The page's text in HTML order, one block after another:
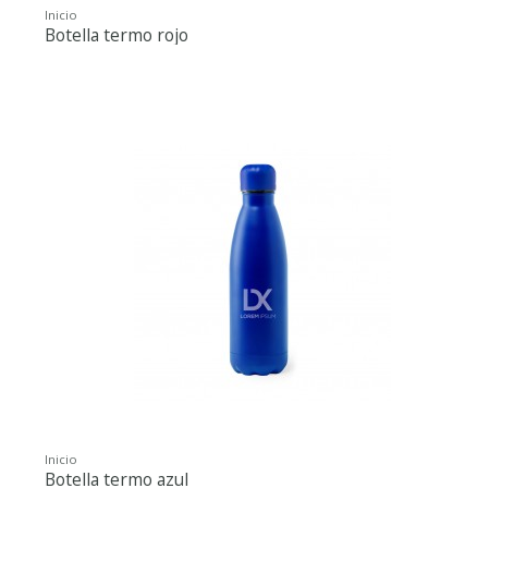
Inicio
Botella termo rojo
Inicio
Botella termo azul